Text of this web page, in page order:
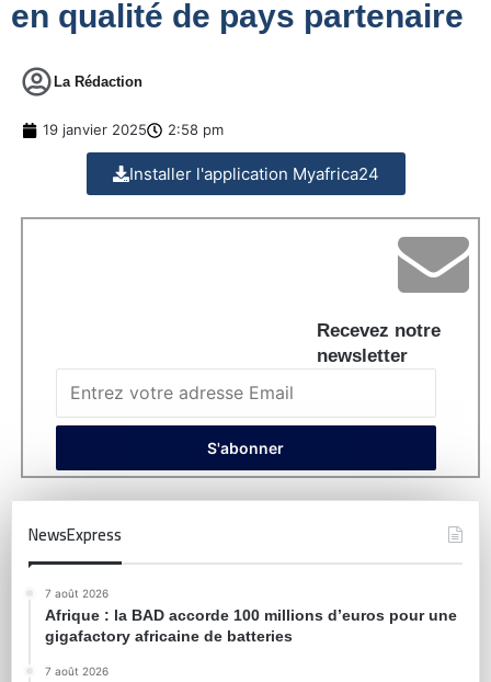
en qualité de pays partenaire
La Rédaction
19 janvier 2025 2:58 pm
Installer l'application Myafrica24
Recevez notre
newsletter
NewsExpress
7 août 2026
Afrique : la BAD accorde 100 millions d’euros pour une
gigafactory africaine de batteries
7 août 2026